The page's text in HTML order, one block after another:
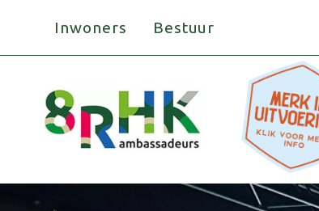
Inwoners Bestuur